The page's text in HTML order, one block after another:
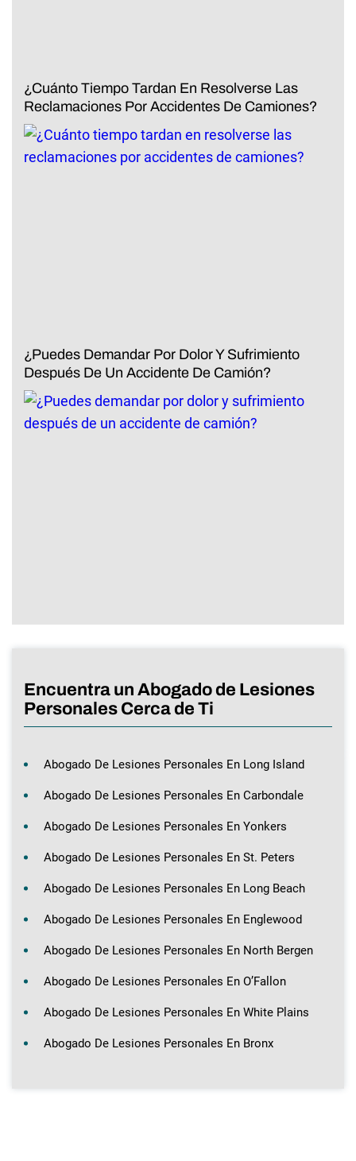
¿Cuánto Tiempo Tardan En Resolverse Las
Reclamaciones Por Accidentes De Camiones?
¿Puedes Demandar Por Dolor Y Sufrimiento
Después De Un Accidente De Camión?
Encuentra un Abogado de Lesiones
Personales Cerca de Ti
Abogado De Lesiones Personales En Long Island
Abogado De Lesiones Personales En Carbondale
Abogado De Lesiones Personales En Yonkers
Abogado De Lesiones Personales En St. Peters
Abogado De Lesiones Personales En Long Beach
Abogado De Lesiones Personales En Englewood
Abogado De Lesiones Personales En North Bergen
Abogado De Lesiones Personales En O’Fallon
Abogado De Lesiones Personales En White Plains
Abogado De Lesiones Personales En Bronx